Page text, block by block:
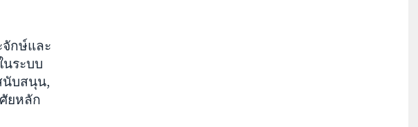
จักษ์และ
ระบบ
นับสนุน,
ยหลัก